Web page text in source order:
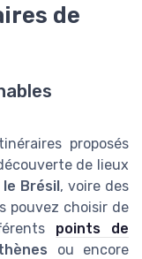
de
proposés
de lieux
le Brésil, voire des
pouvez choisir de
points de
ou encore